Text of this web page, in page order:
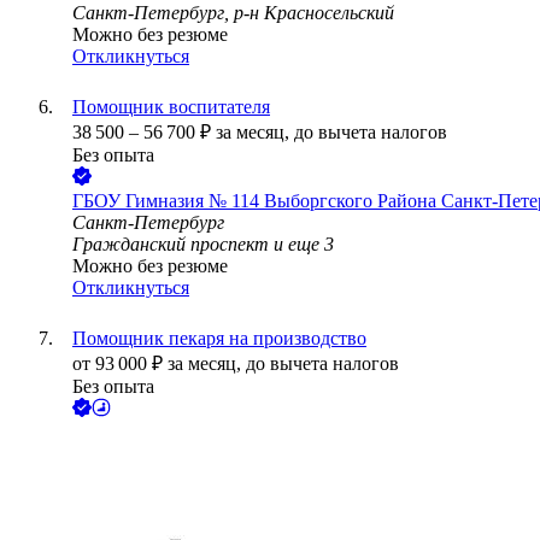
Санкт-Петербург, р-н Красносельский
Можно без резюме
Откликнуться
Помощник воспитателя
38 500 – 56 700 ₽ за месяц, до вычета налогов
Без опыта
ГБОУ Гимназия № 114 Выборгского Района Санкт-
Санкт-Петербург
Гражданский проспект и еще 3
Можно без резюме
Откликнуться
Помощник пекаря на производство
от 93 000 ₽ за месяц, до вычета налогов
Без опыта